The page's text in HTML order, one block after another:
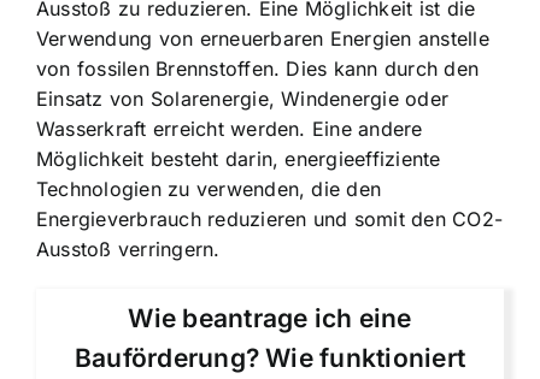
Ausstoß zu reduzieren. Eine Möglichkeit ist die
Verwendung von erneuerbaren Energien anstelle
von fossilen Brennstoffen. Dies kann durch den
Einsatz von Solarenergie, Windenergie oder
Wasserkraft erreicht werden. Eine andere
Möglichkeit besteht darin, energieeffiziente
Technologien zu verwenden, die den
Energieverbrauch reduzieren und somit den CO2-
Ausstoß verringern.
Wie beantrage ich eine
Bauförderung? Wie funktioniert